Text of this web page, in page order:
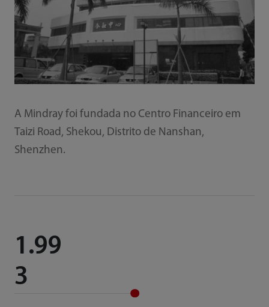
A Mindray foi fundada no Centro Financeiro em
Taizi Road, Shekou, Distrito de Nanshan,
Shenzhen.
1.99
3